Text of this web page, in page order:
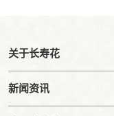
关于长寿花
新闻资讯